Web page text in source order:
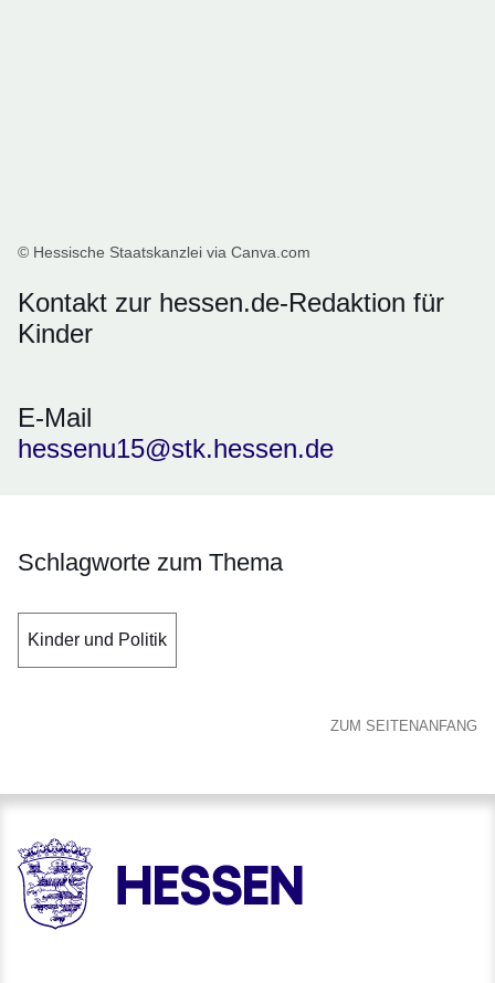
© Hessische Staatskanzlei via Canva.com
Kontakt zur hessen.de-Redaktion für
Kinder
E-Mail
hessenu15@stk.hessen.de
Schlagworte zum Thema
Kinder und Politik
ZUM SEITENANFANG
HESSEN - Hessische Landesregierung